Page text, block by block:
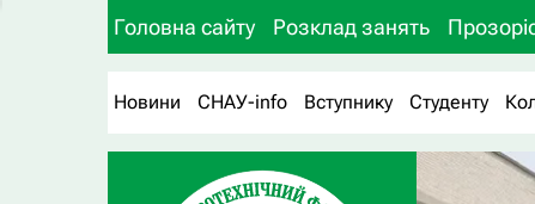
Головна сайту Розклад занять
Новини СНАУ-info Вступнику Студенту